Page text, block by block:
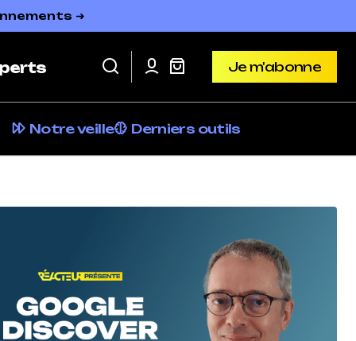
➜
Je m'abonne
Notre veille Derniers outils